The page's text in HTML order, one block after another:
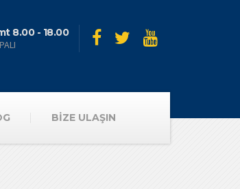
8.00 - 18.00
BİZE ULAŞIN